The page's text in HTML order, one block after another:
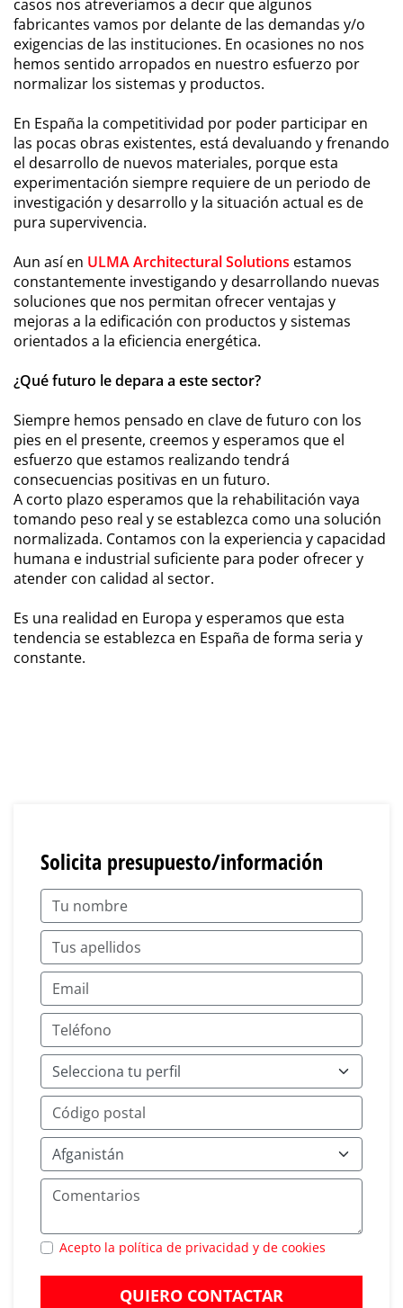
casos nos atreveríamos a decir que algunos
fabricantes vamos por delante de las demandas y/o
exigencias de las instituciones. En ocasiones no nos
hemos sentido arropados en nuestro esfuerzo por
normalizar los sistemas y productos.
En España la competitividad por poder participar en
las pocas obras existentes, está devaluando y frenando
el desarrollo de nuevos materiales, porque esta
experimentación siempre requiere de un periodo de
investigación y desarrollo y la situación actual es de
pura supervivencia.
Aun así en ULMA Architectural Solutions estamos
constantemente investigando y desarrollando nuevas
soluciones que nos permitan ofrecer ventajas y
mejoras a la edificación con productos y sistemas
orientados a la eficiencia energética.
¿Qué futuro le depara a este sector?
Siempre hemos pensado en clave de futuro con los
pies en el presente, creemos y esperamos que el
esfuerzo que estamos realizando tendrá
consecuencias positivas en un futuro.
A corto plazo esperamos que la rehabilitación vaya
tomando peso real y se establezca como una solución
normalizada. Contamos con la experiencia y capacidad
humana e industrial suficiente para poder ofrecer y
atender con calidad al sector.
Es una realidad en Europa y esperamos que esta
tendencia se establezca en España de forma seria y
constante.
Solicita presupuesto/información
Acepto la política de privacidad y de cookies
QUIERO CONTACTAR